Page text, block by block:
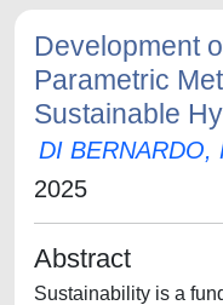
Development
Parametric
Sustainable
DI BERNARDO,
2025
Abstract
Sustainability is a